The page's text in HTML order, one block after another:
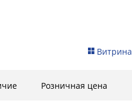
Витрина
Розничная цена